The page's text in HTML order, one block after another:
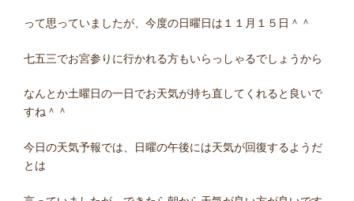
って思っていましたが、今度の日曜日は１１月１５日＾＾
七五三でお宮参りに行かれる方もいらっしゃるでしょうから
なんとか土曜日の一日でお天気が持ち直してくれると良いで
すね＾＾
今日の天気予報では、日曜の午後には天気が回復するようだ
とは